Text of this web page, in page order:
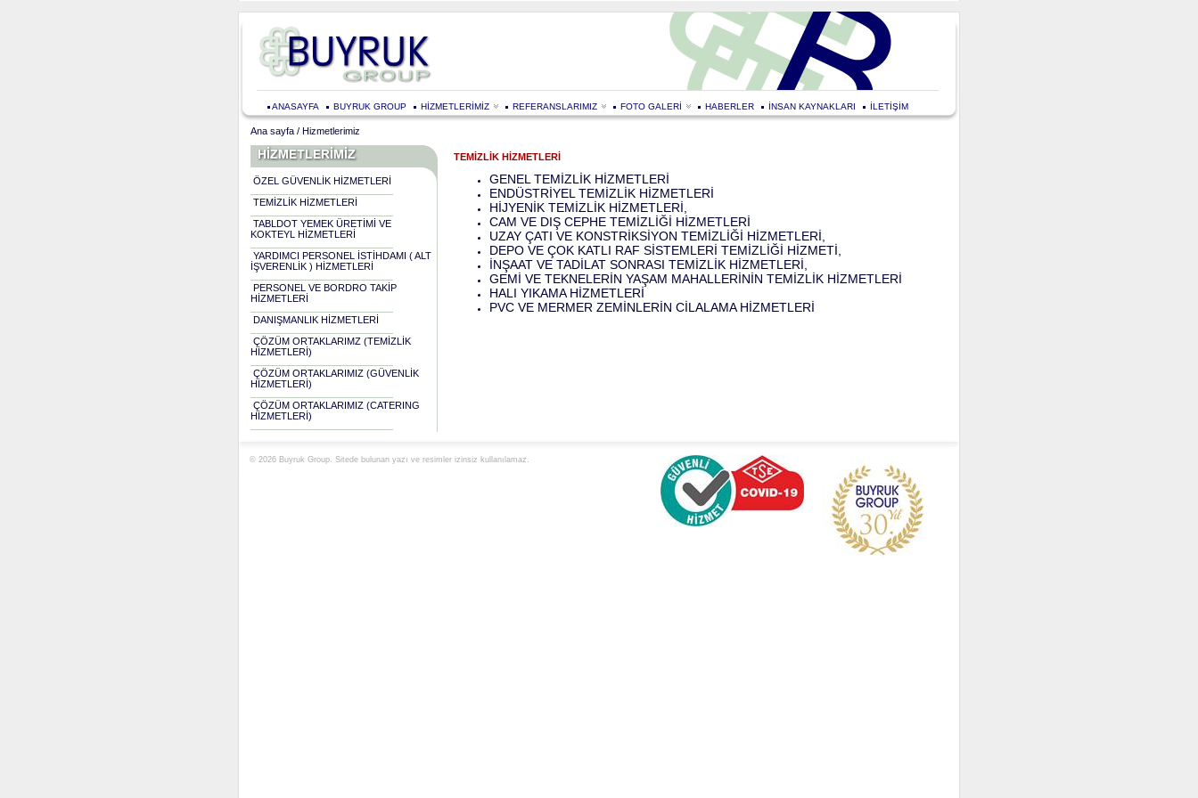
ANASAYFA BUYRUK GROUP HİZMETLERİMİZ REFERANSLARIMIZ FOTO GALERİ HABERLER İNSAN KAYNAKLARI İLETİŞİM
Ana sayfa / Hizmetlerimiz
ÖZEL GÜVENLİK HİZMETLERİ
TEMİZLİK HİZMETLERİ
TABLDOT YEMEK ÜRETİMİ VE
KOKTEYL HİZMETLERİ
YARDIMCI PERSONEL İSTİHDAMI ( ALT
İŞVERENLİK ) HİZMETLERİ
PERSONEL VE BORDRO TAKİP
HİZMETLERİ
DANIŞMANLIK HİZMETLERİ
ÇÖZÜM ORTAKLARIMZ (TEMİZLİK
HİZMETLERİ)
ÇÖZÜM ORTAKLARIMIZ (GÜVENLİK
HİZMETLERİ)
ÇÖZÜM ORTAKLARIMIZ (CATERING
HİZMETLERİ)
TEMİZLİK HİZMETLERİ
GENEL TEMİZLİK HİZMETLERİ
ENDÜSTRİYEL TEMİZLİK HİZMETLERİ
HİJYENİK TEMİZLİK HİZMETLERİ
CAM VE DIŞ CEPHE TEMİZLİĞİ HİZMETLERİ
UZAY ÇATI VE KONSTRİKSİYON TEMİZLİĞİ HİZMETLERİ,
DEPO VE ÇOK KATLI RAF SİSTEMLERİ TEMİZLİĞİ HİZMETİ
İNŞAAT VE TADİLAT SONRASI TEMİZLİK HİZMETLERİ,
GEMİ VE TEKNELERİN YAŞAM MAHALLERİNİN TEMİZLİK HİZMETLERİ
HALI YIKAMA HİZMETLERİ
PVC VE MERMER ZEMİNLERİN CİLALAMA HİZMETLERİ
© 2026 Buyruk Group. Sitede bulunan yazı ve resimler izinsiz kullanılamaz.